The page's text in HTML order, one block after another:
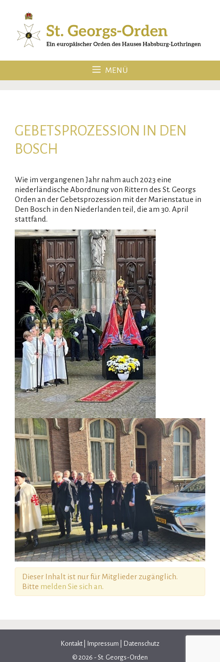
springen
MENÜ
GEBETSPROZESSION IN DEN
BOSCH
Wie im vergangenen Jahr nahm auch 2023 eine
niederländische Abordnung von Rittern des St. Georgs
Orden an der Gebetsprozession mit der Marienstatue in
Den Bosch in den Niederlanden teil, die am 30. April
stattfand.
Dieser Inhalt ist nur für Mitglieder zugänglich.
Bitte melden Sie sich an.
Kontakt Impressum
Datenschutz
© 2026 - St. Georgs-Orden